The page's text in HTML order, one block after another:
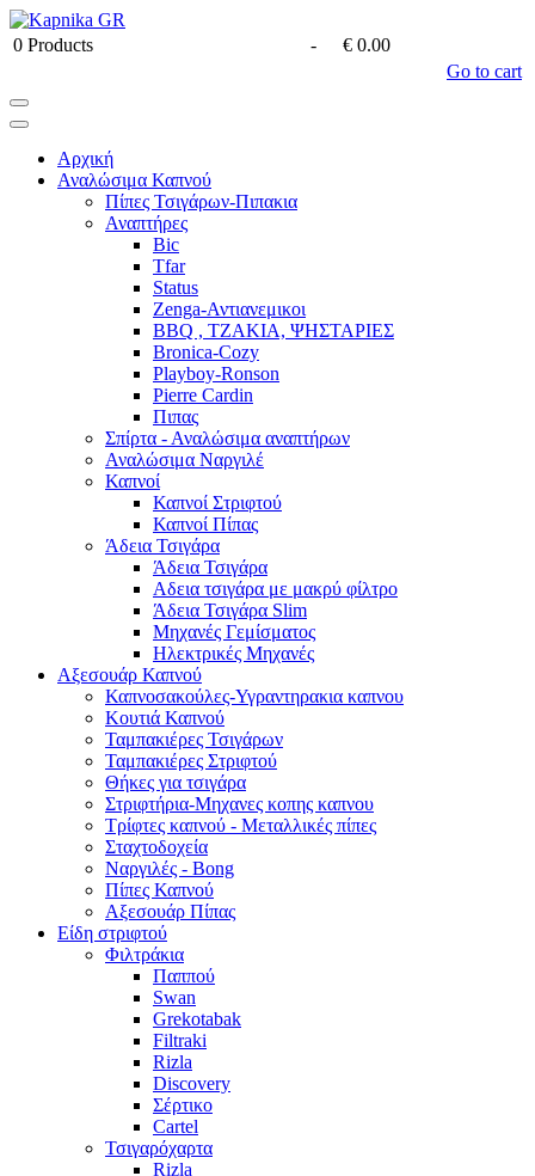
0 Products -
€ 0.00
Go to cart
Αρχική
Αναλώσιμα Καπνού
Πίπες Τσιγάρων-Πιπακια
Αναπτήρες
Bic
Tfar
Status
Zenga-Αντιανεμικοι
BBQ , ΤΖΑΚΙΑ, ΨΗΣΤΑΡΙΕΣ
Bronica-Cozy
Playboy-Ronson
Pierre Cardin
Πιπας
Σπίρτα - Αναλώσιμα αναπτήρων
Αναλώσιμα Ναργιλέ
Καπνοί
Καπνοί Στριφτού
Καπνοί Πίπας
Άδεια Τσιγάρα
Άδεια Τσιγάρα
Αδεια τσιγάρα με μακρύ φίλτρο
Άδεια Τσιγάρα Slim
Μηχανές Γεμίσματος
Ηλεκτρικές Μηχανές
Αξεσουάρ Καπνού
Καπνοσακούλες-Υγραντηρακια καπνου
Κουτιά Καπνού
Ταμπακιέρες Τσιγάρων
Ταμπακιέρες Στριφτού
Θήκες για τσιγάρα
Στριφτήρια-Μηχανες κοπης καπνου
Τρίφτες καπνού - Μεταλλικές πίπες
Σταχτοδοχεία
Ναργιλές - Bong
Πίπες Καπνού
Αξεσουάρ Πίπας
Είδη στριφτού
Φιλτράκια
Παππού
Swan
Grekotabak
Filtraki
Rizla
Discovery
Σέρτικο
Cartel
Τσιγαρόχαρτα
Rizla